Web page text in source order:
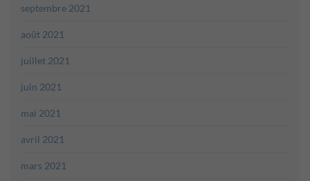
septembre 2021
août 2021
juillet 2021
juin 2021
mai 2021
avril 2021
mars 2021